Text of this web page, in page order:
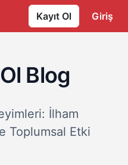
Kayıt Ol Giriş
Blog
İlham
Toplumsal Etki